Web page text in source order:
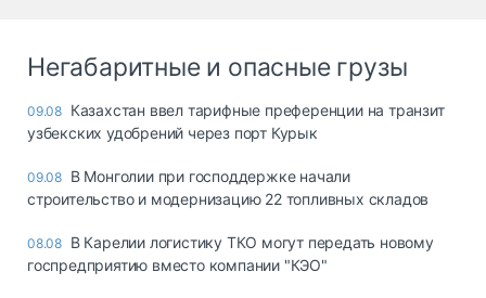
Негабаритные и опасные грузы
09.08 Казахстан ввел тарифные преференции на транзит
узбекских удобрений через порт Курык
09.08 В Монголии при господдержке начали
строительство и модернизацию 22 топливных складов
08.08 В Карелии логистику ТКО могут передать новому
госпредприятию вместо компании "КЭО"